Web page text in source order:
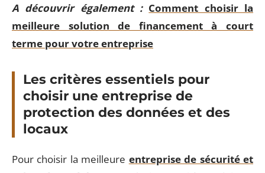
A découvrir également : Comment choisir la
meilleure solution de financement à court
terme pour votre entreprise
Les critères essentiels pour
choisir une entreprise de
protection des données et des
locaux
Pour choisir la meilleure entreprise de sécurité et